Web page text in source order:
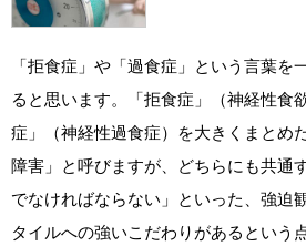
「拒食症」や「過食症」という言葉を
ると思います。「拒食症」（神経性食
症」（神経性過食症）を大きくまとめ
障害」と呼びますが、どちらにも共通
でなければならない」といった、強迫
タイルへの強いこだわりがあるという